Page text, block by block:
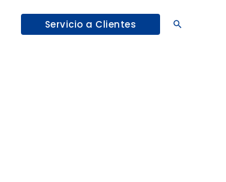
Servicio a Clientes Buscar